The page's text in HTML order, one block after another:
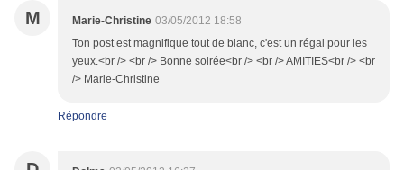
M Marie-Christine 03/05/2012 18:58
Ton post est magnifique tout de blanc, c'est un régal pour les
yeux.<br /> <br /> Bonne soirée<br /> <br /> AMITIES<br /> <br
/> Marie-Christine
Répondre